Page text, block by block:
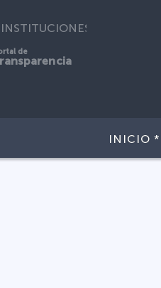
INSTITUCIONES
de
INICIO *